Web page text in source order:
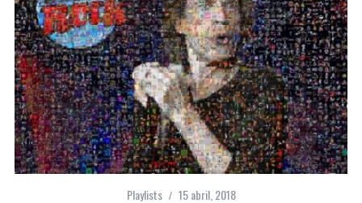
Playlists 15 abril, 2018